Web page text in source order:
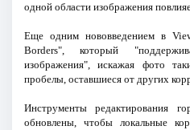
одной области изображения
Еще одним нововведением в
Borders", который
изображения", искажая фото
пробелы, оставшиеся от других
Инструменты редактирования
обновлены, чтобы локальные